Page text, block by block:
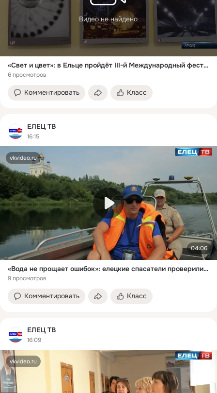
Видео не найдено
«Свет и цвет»: в Ельце пройдёт III-й Международный фестиваль фотографии
6 просмотров
Комментировать Класс
ЕЛЕЦ ТВ
16:15
04:06
vkvideo.ru
«Вода не прощает ошибок»: елецкие спасатели проверили соблюдение правил купания и поведения на Быстрой Сосне
9 просмотров
Комментировать Класс
ЕЛЕЦ ТВ
16:09
vkvideo.ru